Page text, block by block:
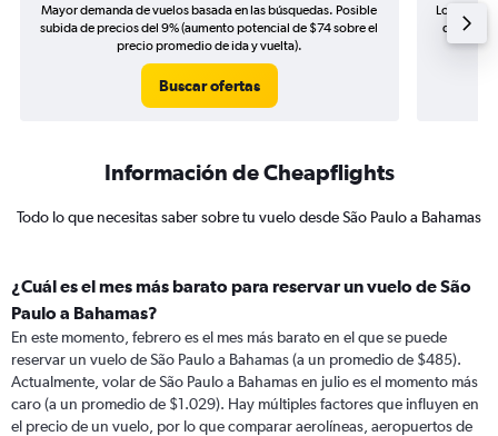
Mayor demanda de vuelos basada en las búsquedas. Posible
subida de precios del 9% (aumento potencial de $74 sobre el
precio promedio de ida y vuelta).
Buscar ofertas
Los
de
Información de Cheapflights
Todo lo que necesitas saber sobre tu vuelo desde São Paulo a Bahamas
¿Cuál es el mes más barato para reservar un vuelo de São
Paulo a Bahamas?
En este momento, febrero es el mes más barato en el que se puede
reservar un vuelo de São Paulo a Bahamas (a un promedio de $485).
Actualmente, volar de São Paulo a Bahamas en julio es el momento más
caro (a un promedio de $1.029). Hay múltiples factores que influyen en
el precio de un vuelo, por lo que comparar aerolíneas, aeropuertos de